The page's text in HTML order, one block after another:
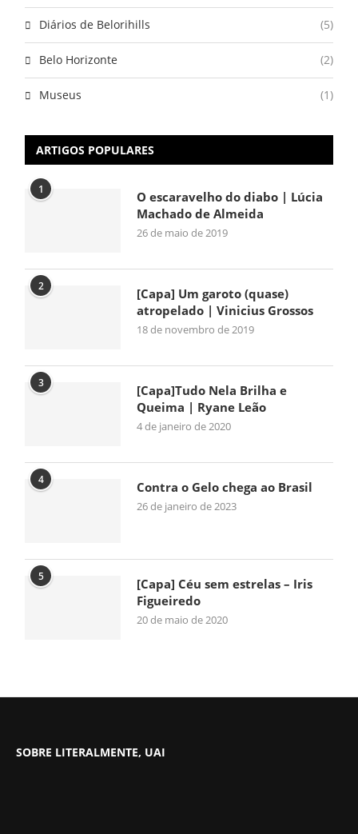
Diários de Belorihills (5)
Belo Horizonte (2)
Museus (1)
ARTIGOS POPULARES
1
O escaravelho do diabo | Lúcia
Machado de Almeida
26 de maio de 2019
2
[Capa] Um garoto (quase)
atropelado | Vinicius Grossos
18 de novembro de 2019
3
[Capa]Tudo Nela Brilha e
Queima | Ryane Leão
4 de janeiro de 2020
4 Contra o Gelo chega ao Brasil
26 de janeiro de 2023
5
[Capa] Céu sem estrelas – Iris
Figueiredo
20 de maio de 2020
SOBRE LITERALMENTE, UAI